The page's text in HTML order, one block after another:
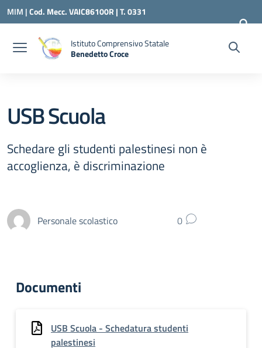
Vai ai contenuti
Vai al menu di navigazione
Vai al footer
MIM |Cod. Mecc. VAIC86100R | T. 0331
240260 | VAIC86100R@ISTRUZIONE.IT
Istituto Comprensivo Statale
Benedetto Croce
USB Scuola
Schedare gli studenti palestinesi non è
accoglienza, è discriminazione
Personale scolastico 0
Documenti
USB Scuola - Schedatura studenti
palestinesi